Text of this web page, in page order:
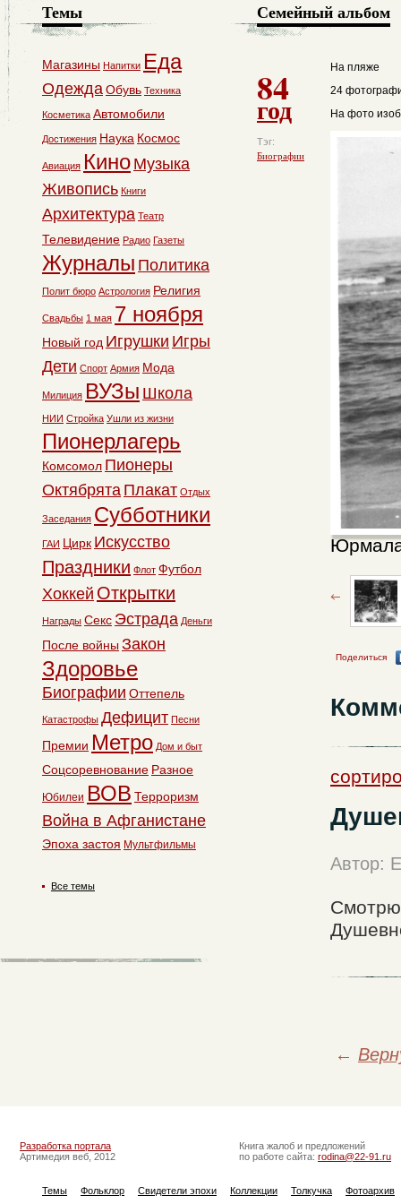
Семейный альбом
84
год
Тэг:
Биографии
На пляже
24
На фото
Поделиться
Автор:
←
Темы
Магазины Напитки Еда
ОдеждаОбувь Техника
Косметика Автомобили
Достижения Наука Космос
Авиация Кино Музыка
Живопись Книги
Архитектура Театр
Телевидение Радио Газеты
Журналы Политика
Полит бюро Астрология Религия
Свадьбы 1 мая 7 ноября
Новый год Игрушки Игры
Дети Спорт Армия Мода
Милиция ВУЗы Школа
НИИ Стройка Ушли из жизни
Пионерлагерь
Комсомол Пионеры
Октябрята Плакат Отдых
Заседания Субботники
ГАИ Цирк Искусство
Праздники Флот Футбол
Хоккей Открытки
Награды Секс Эстрада Деньги
После войны Закон
Здоровье
Биографии Оттепель
Катастрофы Дефицит Песни
Премии Метро Дом и быт
Соцсоревнование Разное
Юбилеи ВОВ Терроризм
Война в Афганистане
Эпоха застоя Мультфильмы
Все темы
Разработка портала
Артимедия веб, 2012
Книга жалоб и предложений
по работе сайта: rodina@22-91.ru
Темы Фольклор Свидетели эпохи Коллекции Толкучка Фотоархив